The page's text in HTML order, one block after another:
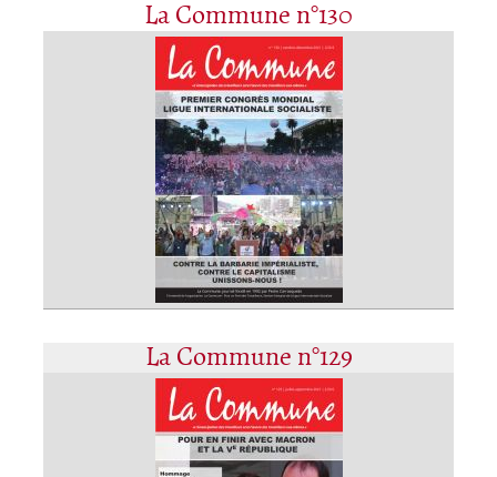
La Commune n°130
La Commune n°129